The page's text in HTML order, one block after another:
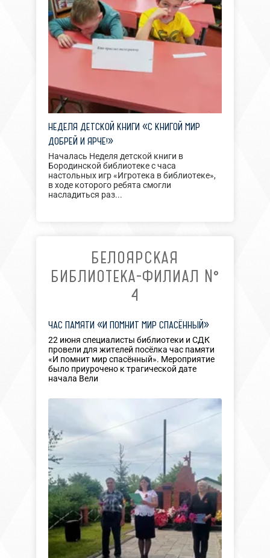
НЕДЕЛЯ ДЕТСКОЙ КНИГИ «С КНИГОЙ МИР
ДОБРЕЙ И ЯРЧЕ!»
Началась Неделя детской книги в
Бородинской библиотеке с часа
настольных игр «Игротека в библиотеке»,
в ходе которого ребята смогли
насладиться раз...
БЕЛОЯРСКАЯ
БИБЛИОТЕКА-ФИЛИАЛ №
4
ЧАС ПАМЯТИ «И ПОМНИТ МИР СПАСЁННЫЙ»
22 июня специалисты библиотеки и СДК
провели для жителей посёлка час памяти
«И помнит мир спасённый». Мероприятие
было приурочено к трагической дате
начала Вели